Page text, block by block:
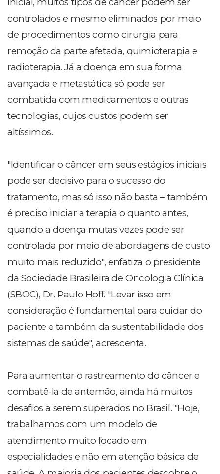
controlados e mesmo eliminados por meio
de procedimentos como cirurgia para
remoção da parte afetada, quimioterapia e
radioterapia. Já a doença em sua forma
avançada e metastática só pode ser
combatida com medicamentos e outras
tecnologias, cujos custos podem ser
altíssimos.
"Identificar o câncer em seus estágios iniciais
pode ser decisivo para o sucesso do
tratamento, mas só isso não basta – também
é preciso iniciar a terapia o quanto antes,
quando a doença mutas vezes pode ser
controlada por meio de abordagens de custo
muito mais reduzido", enfatiza o presidente
da Sociedade Brasileira de Oncologia Clínica
(SBOC), Dr. Paulo Hoff. "Levar isso em
consideração é fundamental para cuidar do
paciente e também da sustentabilidade dos
sistemas de saúde", acrescenta.
Para aumentar o rastreamento do câncer e
combatê-la de antemão, ainda há muitos
desafios a serem superados no Brasil. "Hoje,
trabalhamos com um modelo de
atendimento muito focado em
especialidades e não em atenção básica de